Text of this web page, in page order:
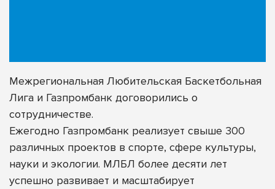
Межрегиональная Любительская Баскетбольная
Лига и Газпромбанк договорились о
сотрудничестве.
Ежегодно Газпромбанк реализует свыше 300
различных проектов в спорте, сфере культуры,
науки и экологии. МЛБЛ более десяти лет
успешно развивает и масштабирует